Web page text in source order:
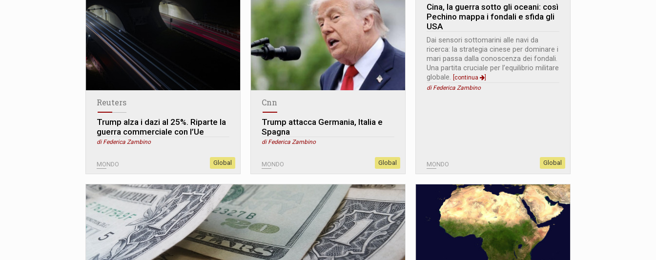
Reuters
Trump alza i dazi al 25%. Riparte la
guerra commerciale con l’Ue
di Federica Zambino
MONDO Global
Cnn
Trump attacca Germania, Italia e
Spagna
di Federica Zambino
MONDO Global
Cina, la guerra sotto gli oceani: così
Pechino mappa i fondali e sfida gli
USA
Dai sensori sottomarini alle navi da
ricerca: la strategia cinese per dominare i
mari passa dalla conoscenza dei fondali.
Una partita cruciale per l’equilibrio militare
globale. [continua
]
di Federica Zambino
MONDO Global